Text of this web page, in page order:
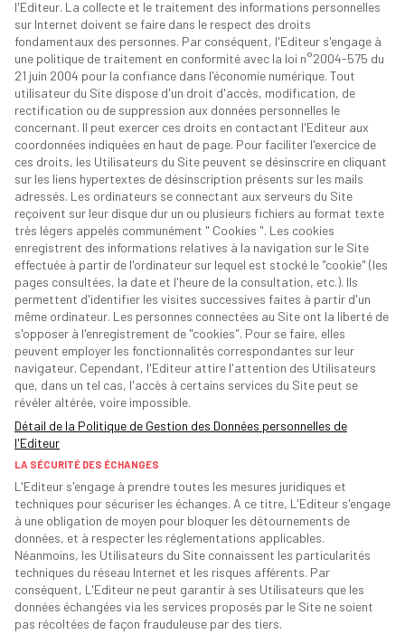
l'Editeur. La collecte et le traitement des informations personnelles
sur Internet doivent se faire dans le respect des droits
fondamentaux des personnes. Par conséquent, l'Editeur s'engage à
une politique de traitement en conformité avec la loi n°2004-575 du
21 juin 2004 pour la confiance dans l'économie numérique. Tout
utilisateur du Site dispose d'un droit d'accès, modification, de
rectification ou de suppression aux données personnelles le
concernant. Il peut exercer ces droits en contactant l'Editeur aux
coordonnées indiquées en haut de page. Pour faciliter l'exercice de
ces droits, les Utilisateurs du Site peuvent se désinscrire en cliquant
sur les liens hypertextes de désinscription présents sur les mails
adressés. Les ordinateurs se connectant aux serveurs du Site
reçoivent sur leur disque dur un ou plusieurs fichiers au format texte
très légers appelés communément " Cookies ". Les cookies
enregistrent des informations relatives à la navigation sur le Site
effectuée à partir de l'ordinateur sur lequel est stocké le "cookie" (les
pages consultées, la date et l'heure de la consultation, etc.). Ils
permettent d'identifier les visites successives faites à partir d'un
même ordinateur. Les personnes connectées au Site ont la liberté de
s'opposer à l'enregistrement de "cookies". Pour se faire, elles
peuvent employer les fonctionnalités correspondantes sur leur
navigateur. Cependant, l'Editeur attire l'attention des Utilisateurs
que, dans un tel cas, l'accès à certains services du Site peut se
révéler altérée, voire impossible.
Détail de la Politique de Gestion des Données personnelles de
l'Editeur
LA SÉCURITÉ DES ÉCHANGES
L'Editeur s'engage à prendre toutes les mesures juridiques et
techniques pour sécuriser les échanges. A ce titre, L'Editeur s'engage
à une obligation de moyen pour bloquer les détournements de
données, et à respecter les réglementations applicables.
Néanmoins, les Utilisateurs du Site connaissent les particularités
techniques du réseau Internet et les risques afférents. Par
conséquent, L'Editeur ne peut garantir à ses Utilisateurs que les
données échangées via les services proposés par le Site ne soient
pas récoltées de façon frauduleuse par des tiers.